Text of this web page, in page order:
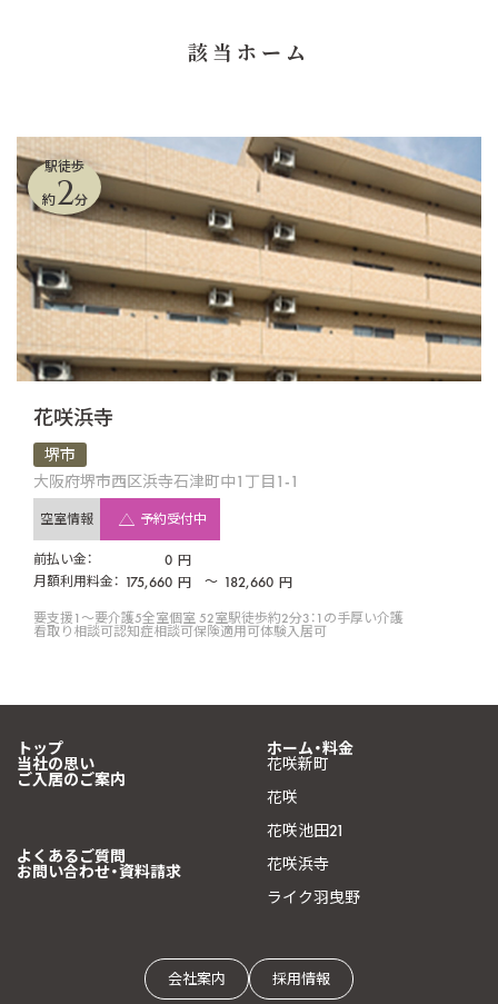
該当ホーム
駅徒歩
約2分
花咲浜寺
堺市
大阪府堺市西区浜寺石津町中1丁目1-1
空室情報 予約受付中
前払い金： 0 円
月額利用料金： 175,660 円 〜 182,660 円
要支援1〜要介護5全室個室 52室駅徒歩約2分3：1の手厚い介護
看取り相談可認知症相談可保険適用可体験入居可
トップ
当社の思い
ご入居のご案内
ホーム・料金
花咲新町
花咲
花咲池田21
花咲浜寺
ライク羽曳野
よくあるご質問
お問い合わせ・資料請求
会社案内 採用情報